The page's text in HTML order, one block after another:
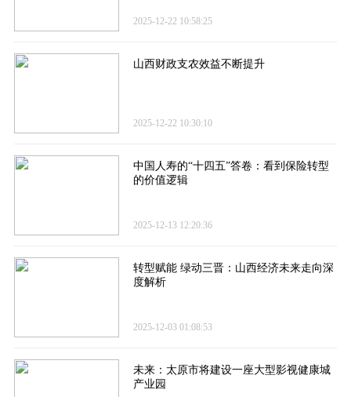
2025-12-22 10:58:25
山西财政支农效益不断提升
2025-12-22 10:30:10
中国人寿的“十四五”答卷​：看到保险转型
的价值逻辑
2025-12-13 12:20:36
转型赋能 绿动三晋：山西经济未来走向深
度解析
2025-12-03 01:08:53
未来：太原市将建设一座大型影视健康城
产业园